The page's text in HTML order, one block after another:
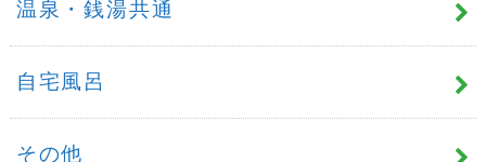
温泉・銭湯共通
自宅風呂
その他